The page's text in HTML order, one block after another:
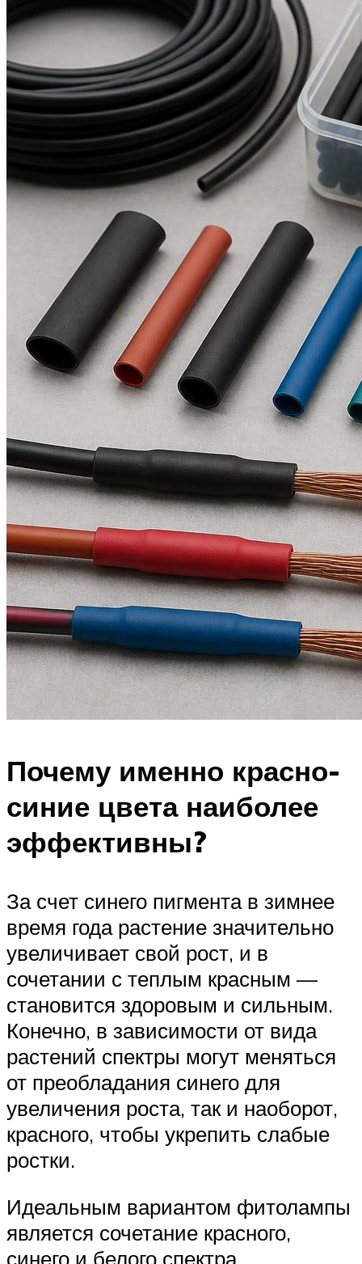
Почему именно красно-
синие цвета наиболее
эффективны?
За счет синего пигмента в зимнее
время года растение значительно
увеличивает свой рост, и в
сочетании с теплым красным —
становится здоровым и сильным.
Конечно, в зависимости от вида
растений спектры могут меняться
от преобладания синего для
увеличения роста, так и наоборот,
красного, чтобы укрепить слабые
ростки.
Идеальным вариантом фитолампы
является сочетание красного,
синего и белого спектра,